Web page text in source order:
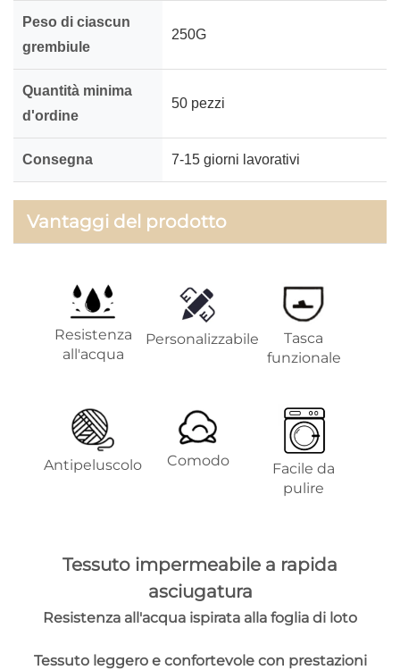
Peso di ciascun
grembiule
250G
Quantità minima
d'ordine
50 pezzi
Consegna 7-15 giorni lavorativi
Vantaggi del prodotto
Resistenza
all'acqua
Personalizzabile
Tasca
funzionale
Antipeluscolo Comodo
Facile da
pulire
Tessuto impermeabile a rapida
asciugatura
Resistenza all'acqua ispirata alla foglia di loto
Tessuto leggero e confortevole con prestazioni